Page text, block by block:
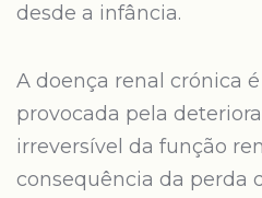
desde a infância.
A doença renal crónica
provocada pela
irreversível da função
consequência da perda